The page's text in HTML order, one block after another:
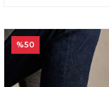
%50